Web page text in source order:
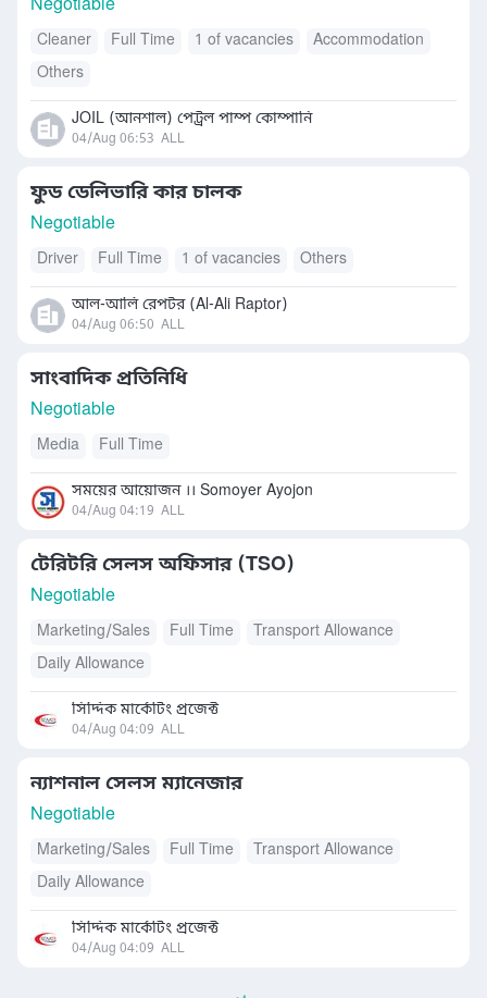
Negotiable
Cleaner Full Time 1 of vacancies
Accommodation
Others
JOIL (আনশাল) পেট্রল পাম্প কোম্পানি
04/Aug 06:53 ALL
ফুড ডেলিভারি কার চালক
Negotiable
Driver Full Time 1 of vacancies Others
আল-আলি রেপটর (Al-Ali Raptor)
04/Aug 06:50 ALL
সাংবাদিক প্রতিনিধি
Negotiable
Media Full Time
সময়ের আয়োজন ।। Somoyer Ayojon
04/Aug 04:19 ALL
টেরিটরি সেলস অফিসার (TSO)
Negotiable
Marketing/Sales Full Time
Transport Allowance
Daily Allowance
সিদ্দিক মার্কেটিং প্রজেক্ট
04/Aug 04:09 ALL
ন্যাশনাল সেলস ম্যানেজার
Negotiable
Marketing/Sales Full Time
Transport Allowance
Daily Allowance
সিদ্দিক মার্কেটিং প্রজেক্ট
04/Aug 04:09 ALL